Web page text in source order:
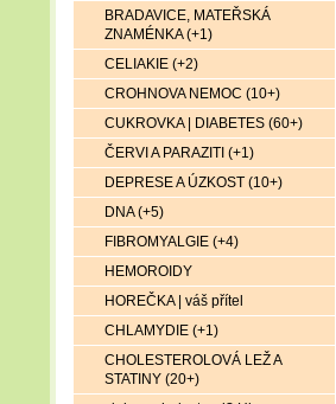
BRADAVICE, MATEŘSKÁ
ZNAMÉNKA (+1)
CELIAKIE (+2)
CROHNOVA NEMOC (10+)
CUKROVKA | DIABETES (60+)
ČERVI A PARAZITI (+1)
DEPRESE A ÚZKOST (10+)
DNA (+5)
FIBROMYALGIE (+4)
HEMOROIDY
HOREČKA | váš přítel
CHLAMYDIE (+1)
CHOLESTEROLOVÁ LEŽ A
STATINY (20+)